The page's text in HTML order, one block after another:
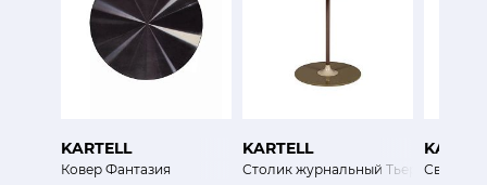
KARTELL
Ковер Фантазия
KARTELL
Столик журнальный Тьерри